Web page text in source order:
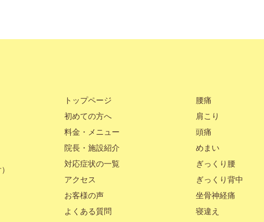
トップページ
初めての方へ
料金・メニュー
院長・施設紹介
対応症状の一覧
アクセス
お客様の声
よくある質問
腰痛
肩こり
頭痛
めまい
ぎっくり腰
ぎっくり背中
坐骨神経痛
寝違え